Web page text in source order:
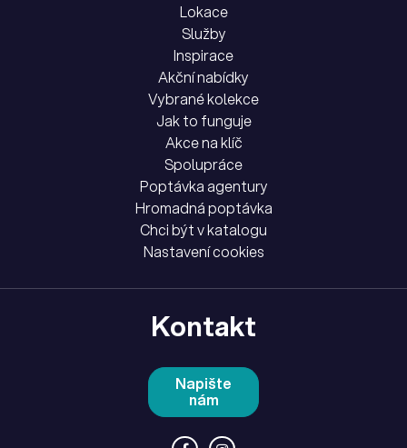
Lokace
Služby
Inspirace
Akční nabídky
Vybrané kolekce
Jak to funguje
Akce na klíč
Spolupráce
Poptávka agentury
Hromadná poptávka
Chci být v katalogu
Nastavení cookies
Kontakt
Napište
nám